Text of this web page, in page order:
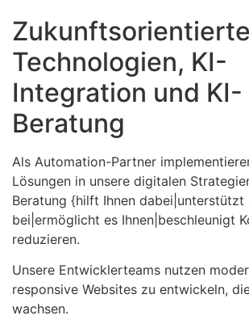
Zukunftsorientierte
Technologien, KI-
Integration und KI-
Beratung
Als Automation-Partner
Lösungen in unsere digitalen
Beratung {hilft Ihnen dabei|unterstützt
bei|ermöglicht es Ihnen|beschleunigt
reduzieren.
Unsere Entwicklerteams nutzen
responsive Websites zu entwickeln,
wachsen.